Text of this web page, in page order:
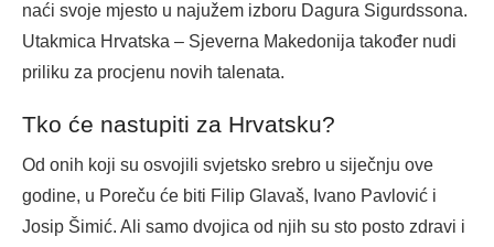
naći svoje mjesto u najužem izboru Dagura Sigurdssona.
Utakmica Hrvatska – Sjeverna Makedonija također nudi
priliku za procjenu novih talenata.
Tko će nastupiti za Hrvatsku?
Od onih koji su osvojili svjetsko srebro u siječnju ove
godine, u Poreču će biti Filip Glavaš, Ivano Pavlović i
Josip Šimić. Ali samo dvojica od njih su sto posto zdravi i